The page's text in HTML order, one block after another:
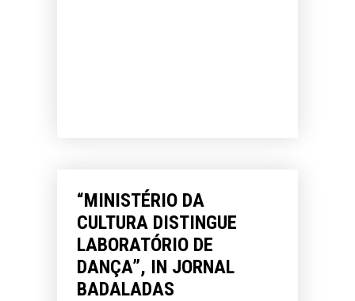
“MINISTÉRIO DA
CULTURA DISTINGUE
LABORATÓRIO DE
DANÇA”, IN JORNAL
BADALADAS